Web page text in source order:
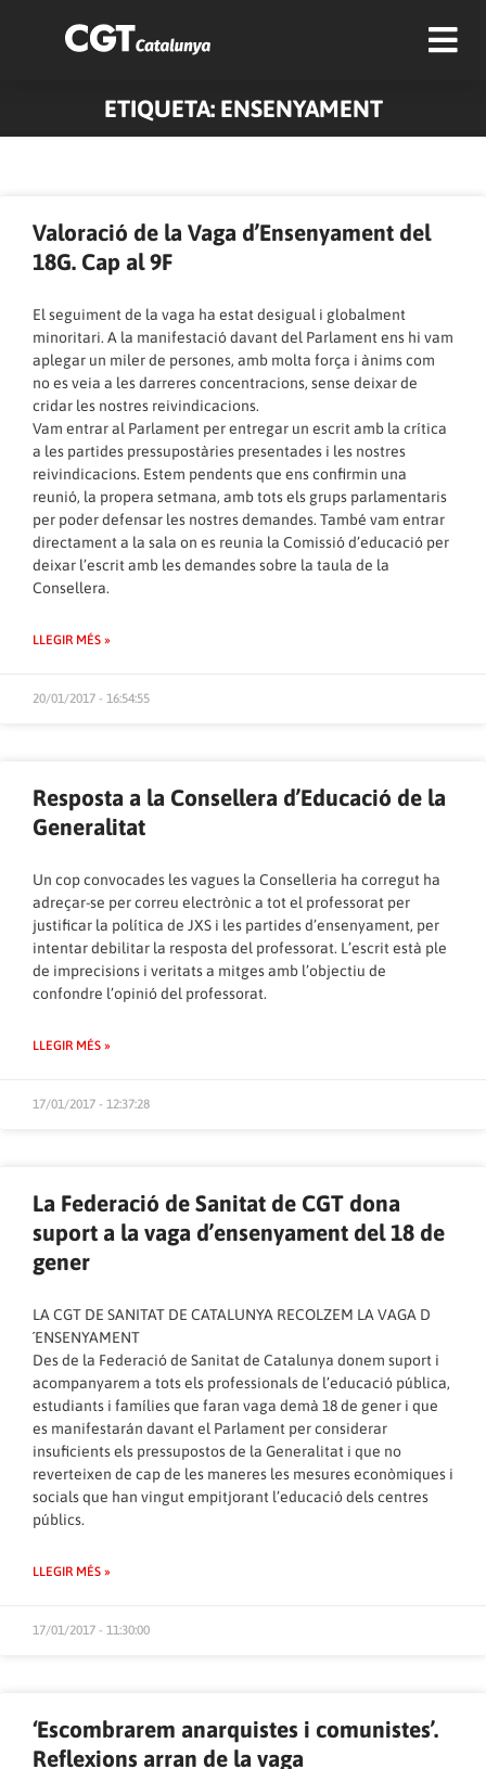
ETIQUETA: ENSENYAMENT
Valoració de la Vaga d’Ensenyament del
18G. Cap al 9F
El seguiment de la vaga ha estat desigual i globalment
minoritari. A la manifestació davant del Parlament ens hi vam
aplegar un miler de persones, amb molta força i ànims com
no es veia a les darreres concentracions, sense deixar de
cridar les nostres reivindicacions.
Vam entrar al Parlament per entregar un escrit amb la crítica
a les partides pressupostàries presentades i les nostres
reivindicacions. Estem pendents que ens confirmin una
reunió, la propera setmana, amb tots els grups parlamentaris
per poder defensar les nostres demandes. També vam entrar
directament a la sala on es reunia la Comissió d’educació per
deixar l’escrit amb les demandes sobre la taula de la
Consellera.
LLEGIR MÉS »
20/01/2017 - 16:54:55
Resposta a la Consellera d’Educació de la
Generalitat
Un cop convocades les vagues la Conselleria ha corregut ha
adreçar-se per correu electrònic a tot el professorat per
justificar la política de JXS i les partides d’ensenyament, per
intentar debilitar la resposta del professorat. L’escrit està ple
de imprecisions i veritats a mitges amb l’objectiu de
confondre l’opinió del professorat.
LLEGIR MÉS »
17/01/2017 - 12:37:28
La Federació de Sanitat de CGT dona
suport a la vaga d’ensenyament del 18 de
gener
LA CGT DE SANITAT DE CATALUNYA RECOLZEM LA VAGA D
´ENSENYAMENT
Des de la Federació de Sanitat de Catalunya donem suport i
acompanyarem a tots els professionals de l’educació pública,
estudiants i famílies que faran vaga demà 18 de gener i que
es manifestarán davant el Parlament per considerar
insuficients els pressupostos de la Generalitat i que no
reverteixen de cap de les maneres les mesures econòmiques i
socials que han vingut empitjorant l’educació dels centres
públics.
LLEGIR MÉS »
17/01/2017 - 11:30:00
‘Escombrarem anarquistes i comunistes’.
Reflexions arran de la vaga